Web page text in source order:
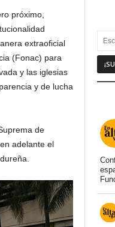
próximo,
extraoficial
(Fonac) para
y las iglesias
y de lucha
de
adelante el